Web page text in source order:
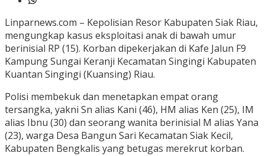
Linparnews.com – Kepolisian Resor Kabupaten Siak Riau,
mengungkap kasus eksploitasi anak di bawah umur
berinisial RP (15). Korban dipekerjakan di Kafe Jalun F9
Kampung Sungai Keranji Kecamatan Singingi Kabupaten
Kuantan Singingi (Kuansing) Riau.
Polisi membekuk dan menetapkan empat orang
tersangka, yakni Sn alias Kani (46), HM alias Ken (25), IM
alias Ibnu (30) dan seorang wanita berinisial M alias Yana
(23), warga Desa Bangun Sari Kecamatan Siak Kecil,
Kabupaten Bengkalis yang betugas merekrut korban.